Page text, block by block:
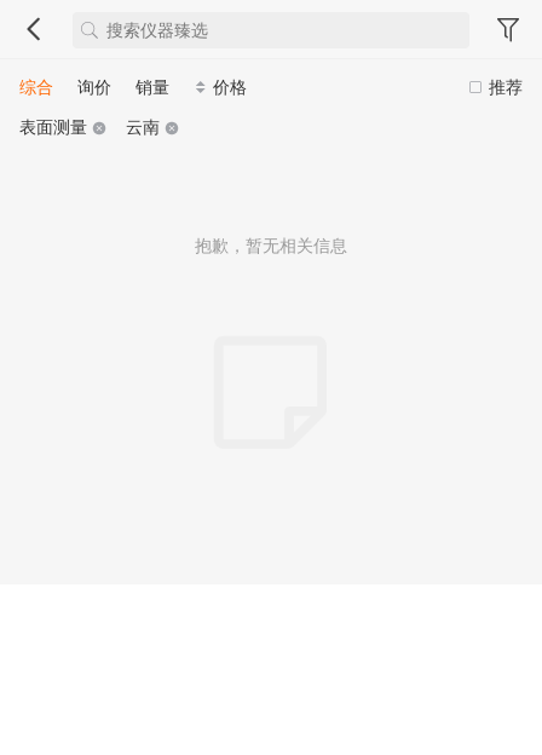
推荐
综合 询价 销量
价格
表面测量
云南
抱歉，暂无相关信息